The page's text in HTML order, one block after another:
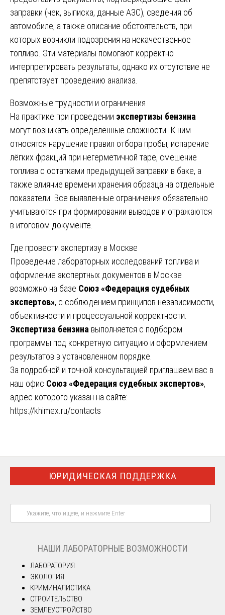
заправки (чек, выписка, данные АЗС), сведения об
автомобиле, а также описание обстоятельств, при
которых возникли подозрения на некачественное
топливо. Эти материалы помогают корректно
интерпретировать результаты, однако их отсутствие не
препятствует проведению анализа.
Возможные трудности и ограничения
На практике при проведении экспертизы бензина
могут возникать определённые сложности. К ним
относятся нарушение правил отбора пробы, испарение
лёгких фракций при негерметичной таре, смешение
топлива с остатками предыдущей заправки в баке, а
также влияние времени хранения образца на отдельные
показатели. Все выявленные ограничения обязательно
учитываются при формировании выводов и отражаются
в итоговом документе.
Где провести экспертизу в Москве
Проведение лабораторных исследований топлива и
оформление экспертных документов в Москве
возможно на базе Союз «Федерация судебных
экспертов», с соблюдением принципов независимости,
объективности и процессуальной корректности.
Экспертиза бензина выполняется с подбором
программы под конкретную ситуацию и оформлением
результатов в установленном порядке.
За подробной и точной консультацией приглашаем вас в
наш офис Союз «Федерация судебных экспертов»,
адрес которого указан на сайте:
https://khimex.ru/contacts
ЮРИДИЧЕСКАЯ ПОДДЕРЖКА
НАШИ ЛАБОРАТОРНЫЕ ВОЗМОЖНОСТИ
ЛАБОРАТОРИЯ
ЭКОЛОГИЯ
КРИМИНАЛИСТИКА
СТРОИТЕЛЬСТВО
ЗЕМЛЕУСТРОЙСТВО